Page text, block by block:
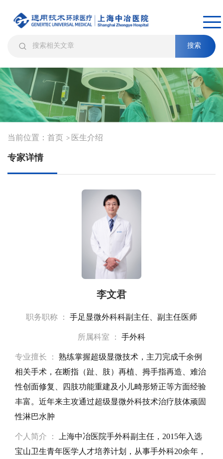
搜索
当前位置： 首页 > 医生介绍
专家详情
李文君
职务职称 ： 手足显微外科科副主任、副主任医师
所属科室 ： 手外科
专业擅长 ：
熟练掌握超级显微技术，主刀完成千余例
相关手术，在断指（趾、肢）再植、拇手指再造、难治
性创面修复、四肢功能重建及小儿畸形矫正等方面经验
丰富。近年来主攻通过超级显微外科技术治疗肢体顽固
性淋巴水肿
个人简介 ：
上海中冶医院手外科副主任，2015年入选
宝山卫生青年医学人才培养计划，从事手外科20余年，